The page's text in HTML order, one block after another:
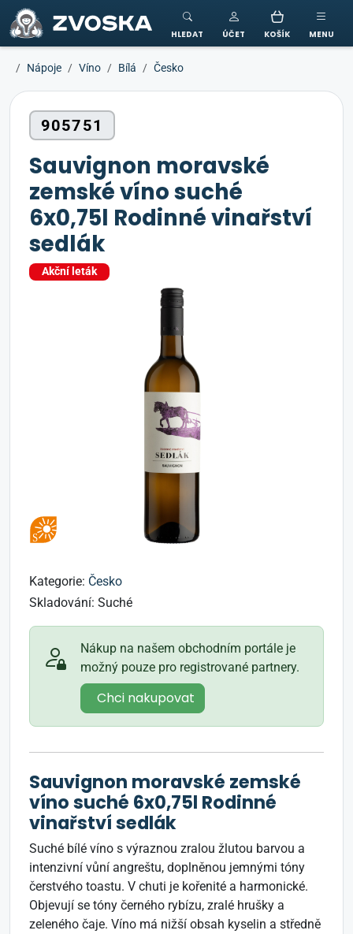
ZVOSKA
HLEDAT ÚČET KOŠÍK MENU
Nápoje Víno Bílá Česko
905751
Sauvignon moravské
zemské víno suché
6x0,75l Rodinné vinařství
sedlák
Akční leták
Kategorie: Česko
Skladování: Suché
Nákup na našem obchodním portále je
možný pouze pro registrované partnery.
Chci nakupovat
Sauvignon moravské zemské
víno suché 6x0,75l Rodinné
vinařství sedlák
Suché bílé víno s výraznou zralou žlutou barvou a
intenzivní vůní angreštu, doplněnou jemnými tóny
čerstvého toastu. V chuti je kořenité a harmonické.
Objevují se tóny černého rybízu, zralé hrušky a
zeleného čaje. Víno má nižší obsah kyselin a středně